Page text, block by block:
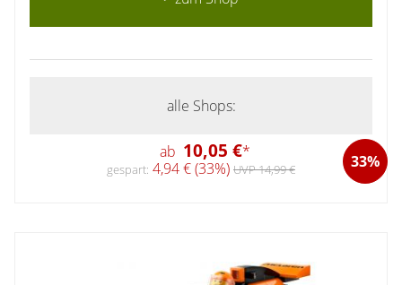
alle Shops:
ab 10,05 €* 33%
gespart: 4,94 € (33%) UVP 14,99 €